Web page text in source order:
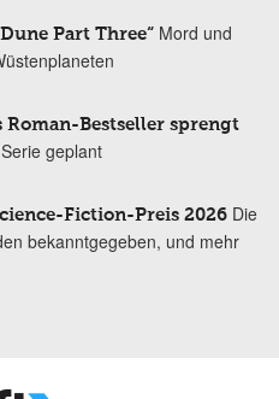
Part Three“ Mord und
Roman-Bestseller sprengt
geplant
Fiction-Preis 2026 Die
bekanntgegeben, und mehr